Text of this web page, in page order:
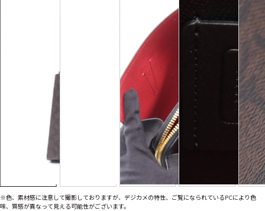
※色、素材感に注意して撮影しておりますが、デジカメの特性、ご覧になられているPCにより色
味、質感が異なって見える可能性がございます。